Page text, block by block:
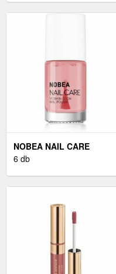
NOBEA NAIL CARE
ÁPOLÓ KÖRÖMLAKK 6
6 db